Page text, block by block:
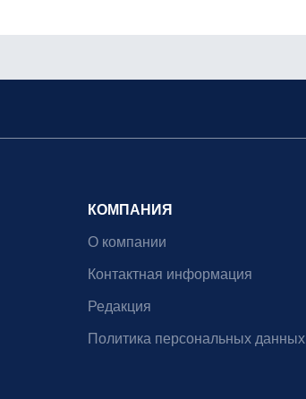
КОМПАНИЯ
О компании
Контактная информация
Редакция
Политика персональных данных